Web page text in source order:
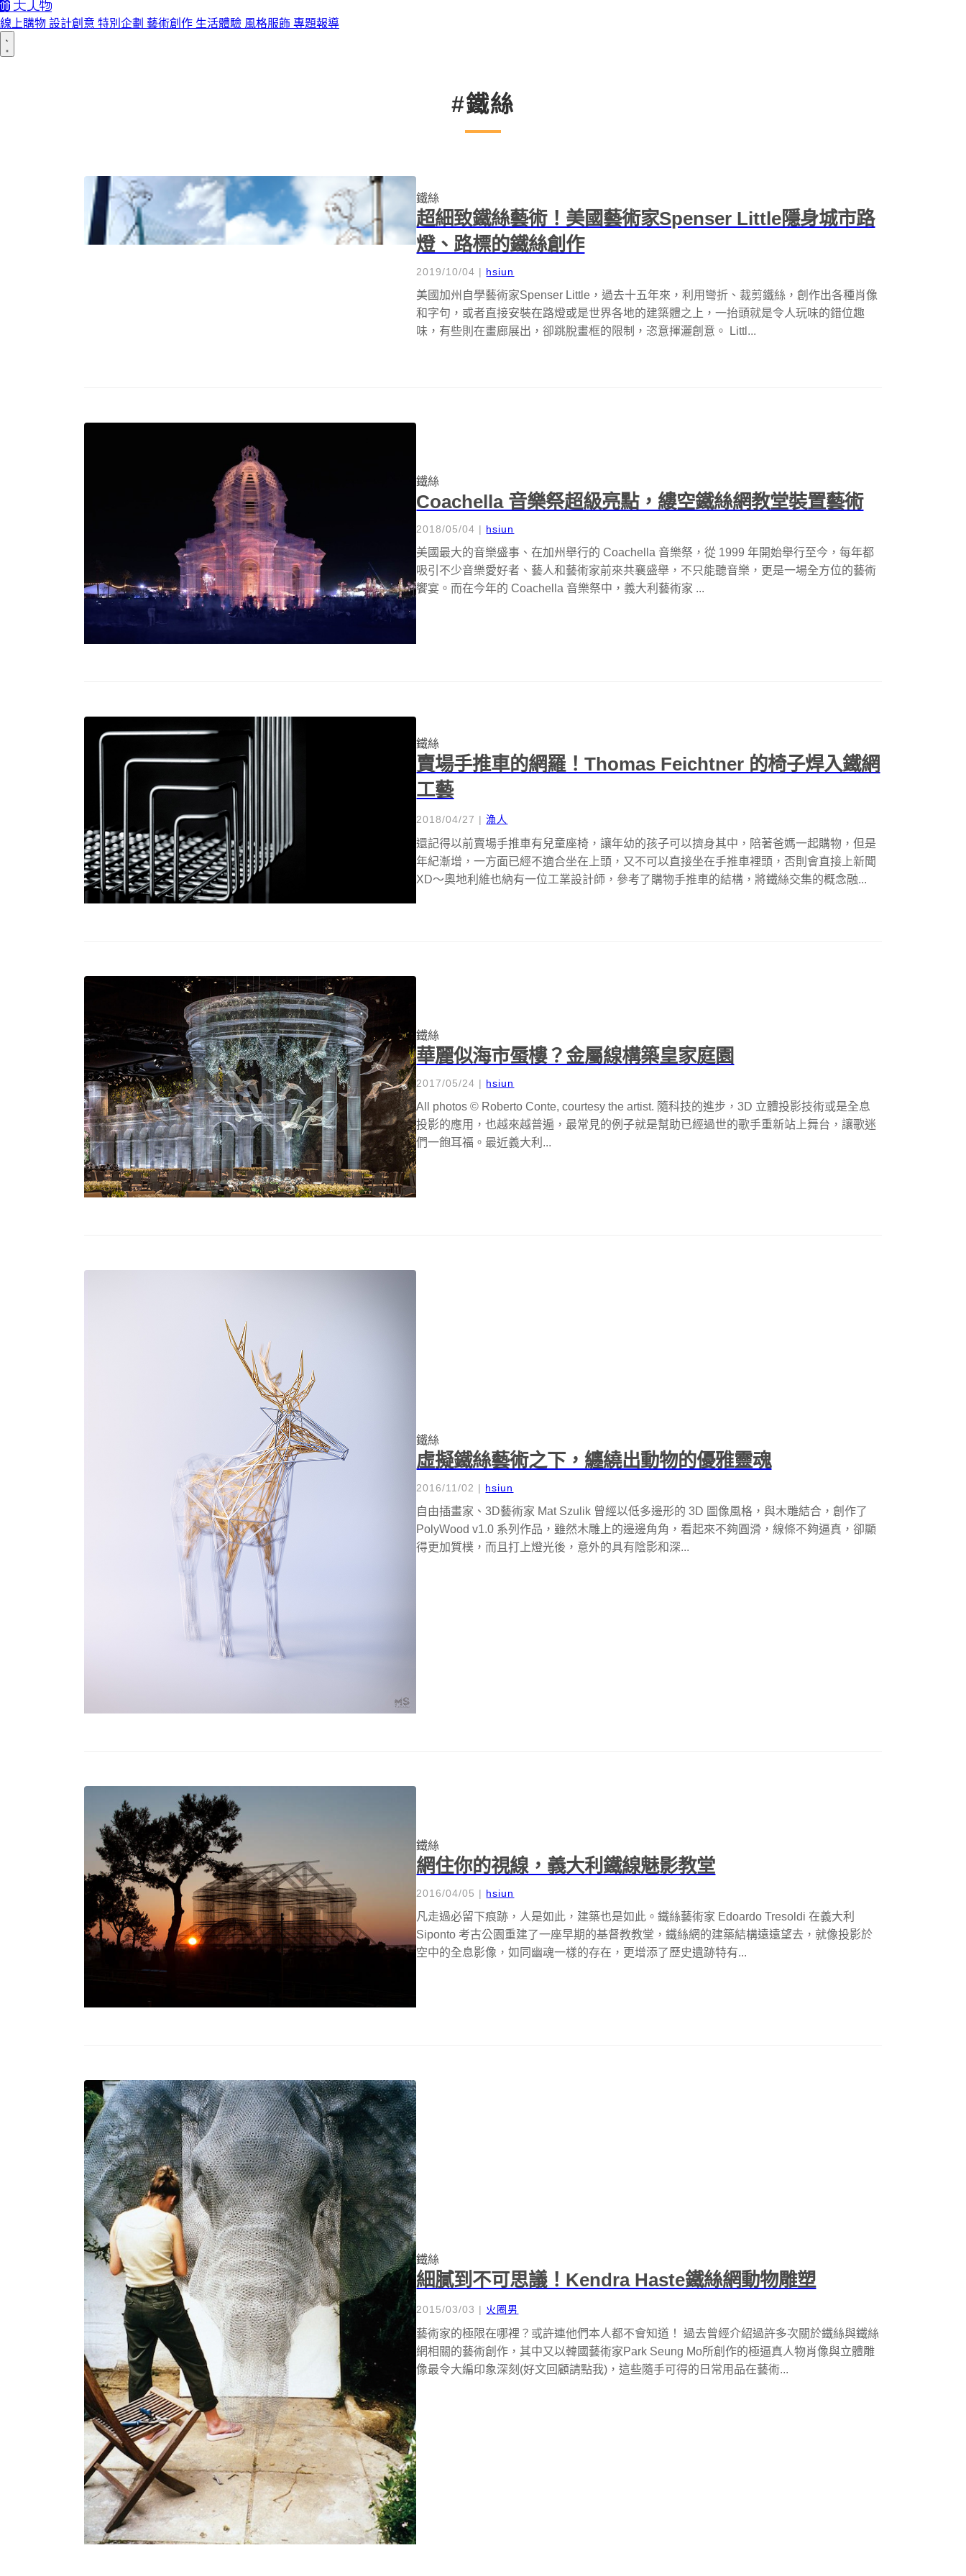
線上購物 設計創意 特別企劃 藝術創作 生活體驗 風格服飾 專題報導
#鐵絲
鐵絲
超細致鐵絲藝術！美國藝術家Spenser Little隱身城市路
燈、路標的鐵絲創作
2019/10/04 | hsiun
美國加州自學藝術家Spenser Little，過去十五年來，利用彎折、裁剪鐵絲，創作出各種肖像
和字句，或者直接安裝在路燈或是世界各地的建築體之上，一抬頭就是令人玩味的錯位趣
味，有些則在畫廊展出，卻跳脫畫框的限制，恣意揮灑創意。 Littl...
鐵絲
Coachella 音樂祭超級亮點，縷空鐵絲網教堂裝置藝術
2018/05/04 | hsiun
美國最大的音樂盛事、在加州舉行的 Coachella 音樂祭，從 1999 年開始舉行至今，每年都
吸引不少音樂愛好者、藝人和藝術家前來共襄盛舉，不只能聽音樂，更是一場全方位的藝術
饗宴。而在今年的 Coachella 音樂祭中，義大利藝術家 ...
鐵絲
賣場手推車的網羅！Thomas Feichtner 的椅子焊入鐵網
工藝
2018/04/27 |漁人
還記得以前賣場手推車有兒童座椅，讓年幼的孩子可以擠身其中，陪著爸媽一起購物，但是
年紀漸增，一方面已經不適合坐在上頭，又不可以直接坐在手推車裡頭，否則會直接上新聞
XD～奧地利維也納有一位工業設計師，參考了購物手推車的結構，將鐵絲交集的概念融...
鐵絲
華麗似海市蜃樓？金屬線構築皇家庭園
2017/05/24 | hsiun
All photos © Roberto Conte, courtesy the artist. 隨科技的進步，3D 立體投影技術或是全息
投影的應用，也越來越普遍，最常見的例子就是幫助已經過世的歌手重新站上舞台，讓歌迷
們一飽耳福。最近義大利...
鐵絲
虛擬鐵絲藝術之下，纏繞出動物的優雅靈魂
2016/11/02 | hsiun
自由插畫家、3D藝術家 Mat Szulik 曾經以低多邊形的 3D 圖像風格，與木雕結合，創作了
PolyWood v1.0 系列作品，雖然木雕上的邊邊角角，看起來不夠圓滑，線條不夠逼真，卻顯
得更加質樸，而且打上燈光後，意外的具有陰影和深...
鐵絲
網住你的視線，義大利鐵線魅影教堂
2016/04/05 | hsiun
凡走過必留下痕跡，人是如此，建築也是如此。鐵絲藝術家 Edoardo Tresoldi 在義大利
Siponto 考古公園重建了一座早期的基督教教堂，鐵絲網的建築結構遠遠望去，就像投影於
空中的全息影像，如同幽魂一樣的存在，更增添了歷史遺跡特有...
鐵絲
細膩到不可思議！Kendra Haste鐵絲網動物雕塑
2015/03/03 | 火圈男
藝術家的極限在哪裡？或許連他們本人都不會知道！ 過去曾經介紹過許多次關於鐵絲與鐵絲
網相關的藝術創作，其中又以韓國藝術家Park Seung Mo所創作的極逼真人物肖像與立體雕
像最令大編印象深刻(好文回顧請點我)，這些隨手可得的日常用品在藝術...